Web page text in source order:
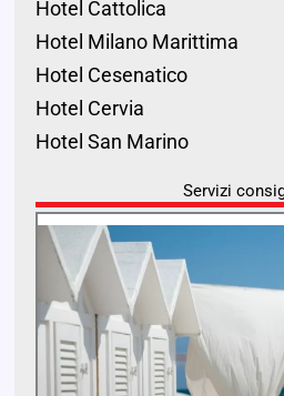
Hotel Cattolica
Hotel Milano Marittima
Hotel Cesenatico
Hotel Cervia
Hotel San Marino
Servizi